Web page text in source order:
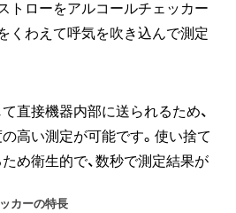
トローをアルコールチェッカー
くわえて呼気を吹き込んで測定
直接機器内部に送られるため、
高い測定が可能です。使い捨て
め衛生的で、数秒で測定結果が
カーの特長